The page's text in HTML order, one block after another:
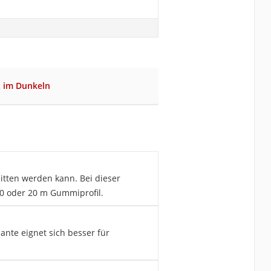
Dunkeln
werden kann. Bei dieser
oder 20 m Gummiprofil.
eignet sich besser für